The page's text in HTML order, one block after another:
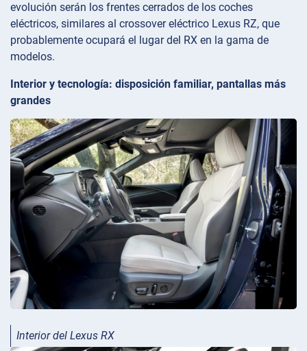
evolución serán los frentes cerrados de los coches
eléctricos, similares al crossover eléctrico Lexus RZ, que
probablemente ocupará el lugar del RX en la gama de
modelos.
Interior y tecnología: disposición familiar, pantallas más
grandes
Interior del Lexus RX